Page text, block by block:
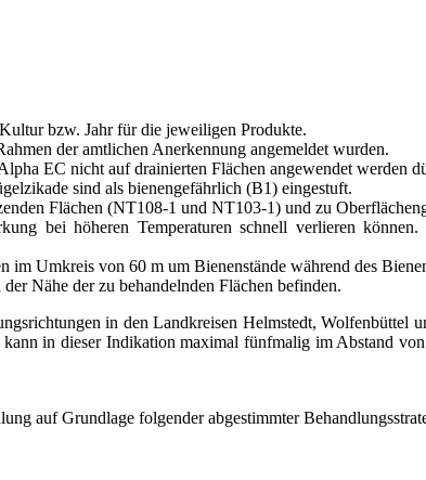
bzw. Jahr für die jeweiligen Produkte.
der amtlichen Anerkennung angemeldet wurden.
EC nicht auf drainierten Flächen angewendet werden
sind als bienengefährlich (B1) eingestuft.
Flächen (NT108-1 und NT103-1) und zu
bei höheren Temperaturen schnell verlieren
Umkreis von 60 m um Bienenstände während des
Nähe der zu behandelnden Flächen befinden.
in den Landkreisen Helmstedt,
in dieser Indikation maximal fünfmalig im Abstand
auf Grundlage folgender abgestimmter